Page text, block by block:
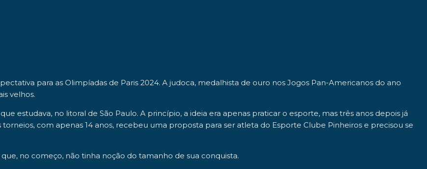
para as Olimpíadas de Paris 2024. A judoca, medalhista de ouro nos Jogos Pan-Americanos do ano
velhos.
estudava, no litoral de São Paulo. A princípio, a ideia era apenas praticar o esporte, mas três anos depois já
torneios, com apenas 14 anos, recebeu uma proposta para ser atleta do Esporte Clube Pinheiros e precisou se
no começo, não tinha noção do tamanho de sua conquista.